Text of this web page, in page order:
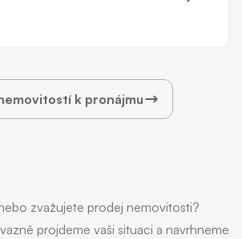
k pronájmu
zvažujete prodej nemovitosti?
projdeme vaši situaci a navrhneme